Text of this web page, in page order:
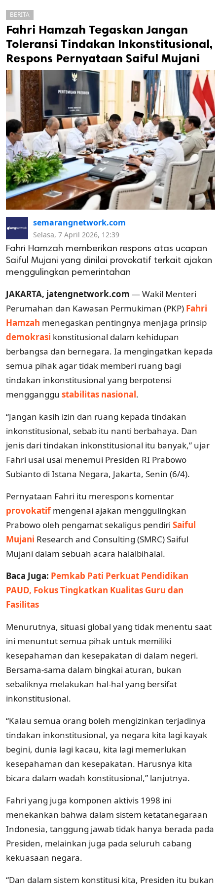
cipta.
BERITA
Fahri Hamzah Tegaskan Jangan
Toleransi Tindakan Inkonstitusional,
Respons Pernyataan Saiful Mujani
semarangnetwork.com
Selasa, 7 April 2026, 12:39
Fahri Hamzah memberikan respons atas ucapan
Saiful Mujani yang dinilai provokatif terkait ajakan
menggulingkan pemerintahan
JAKARTA, jatengnetwork.com — Wakil Menteri
Perumahan dan Kawasan Permukiman (PKP) Fahri
Hamzah menegaskan pentingnya menjaga prinsip
demokrasi konstitusional dalam kehidupan
berbangsa dan bernegara. Ia mengingatkan kepada
semua pihak agar tidak memberi ruang bagi
tindakan inkonstitusional yang berpotensi
mengganggu stabilitas nasional.
“Jangan kasih izin dan ruang kepada tindakan
inkonstitusional, sebab itu nanti berbahaya. Dan
jenis dari tindakan inkonstitusional itu banyak,” ujar
Fahri usai usai menemui Presiden RI Prabowo
Subianto di Istana Negara, Jakarta, Senin (6/4).
Pernyataan Fahri itu merespons komentar
provokatifmengenai ajakan menggulingkan
Prabowo oleh pengamat sekaligus pendiri Saiful
Mujani Research and Consulting (SMRC) Saiful
Mujani dalam sebuah acara halalbihalal.
Baca Juga: Pemkab Pati Perkuat Pendidikan
PAUD, Fokus Tingkatkan Kualitas Guru dan
Fasilitas
Menurutnya, situasi global yang tidak menentu saat
ini menuntut semua pihak untuk memiliki
kesepahaman dan kesepakatan di dalam negeri.
Bersama-sama dalam bingkai aturan, bukan
sebaliknya melakukan hal-hal yang bersifat
inkonstitusional.
“Kalau semua orang boleh mengizinkan terjadinya
tindakan inkonstitusional, ya negara kita lagi kayak
begini, dunia lagi kacau, kita lagi memerlukan
kesepahaman dan kesepakatan. Harusnya kita
bicara dalam wadah konstitusional,” lanjutnya.
Fahri yang juga komponen aktivis 1998 ini
menekankan bahwa dalam sistem ketatanegaraan
Indonesia, tanggung jawab tidak hanya berada pada
Presiden, melainkan juga pada seluruh cabang
kekuasaan negara.
“Dan dalam sistem konstitusi kita, Presiden itu bukan